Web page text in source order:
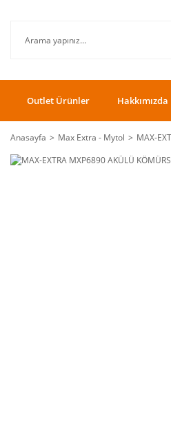
Outlet Ürünler Hakkımızda
Anasayfa Max Extra - Mytol
MAX-